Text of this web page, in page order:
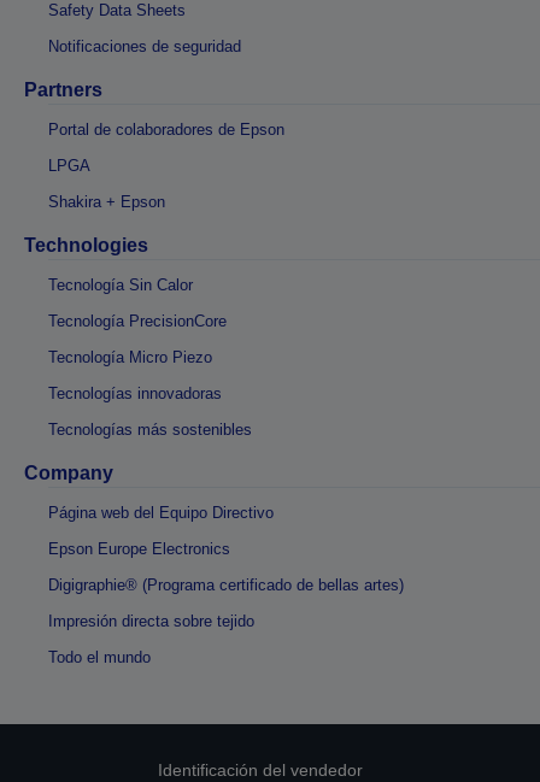
Safety Data Sheets
Notificaciones de seguridad
Partners
Portal de colaboradores de Epson
LPGA
Shakira + Epson
Technologies
Tecnología Sin Calor
Tecnología PrecisionCore
Tecnología Micro Piezo
Tecnologías innovadoras
Tecnologías más sostenibles
Company
Página web del Equipo Directivo
Epson Europe Electronics
Digigraphie® (Programa certificado de bellas artes)
Impresión directa sobre tejido
Todo el mundo
Identificación del vendedor